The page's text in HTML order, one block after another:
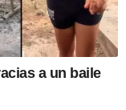
a un baile